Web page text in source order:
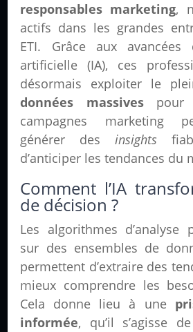
responsables marketing,
actifs dans les grandes
ETI. Grâce aux avancées
artificielle (IA), ces
désormais exploiter le
données massivespour
campagnes marketing
générer des insights
d’anticiper les tendances du
Comment l’IA
de décision ?
Les algorithmes d’analyse
sur des ensembles de
permettent d’extraire des
mieux comprendre les
Cela donne lieu à une
informée, qu’il s’agisse